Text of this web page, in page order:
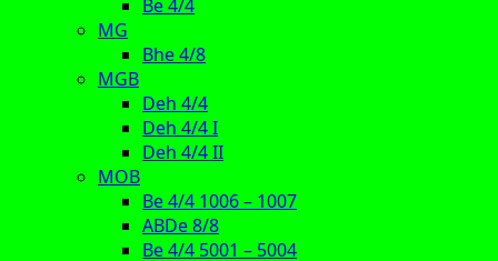
Be 4/4
MG
Bhe 4/8
MGB
Deh 4/4
Deh 4/4 I
Deh 4/4 II
MOB
Be 4/4 1006 – 1007
ABDe 8/8
Be 4/4 5001 – 5004